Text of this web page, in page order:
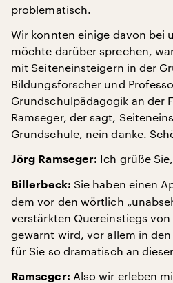
problematisch.
Wir konnten einige davon bei
möchte darüber sprechen,
mit Seiteneinsteigern in der
Bildungsforscher und
Grundschulpädagogik an der
Ramseger, der sagt,
Grundschule, nein danke.
Jörg Ramseger: Ich grüße
Billerbeck: Sie haben einen
dem vor den wörtlich
verstärkten Quereinstiegs
gewarnt wird, vor allem in
für Sie so dramatisch an
Ramseger: Also wir erleben